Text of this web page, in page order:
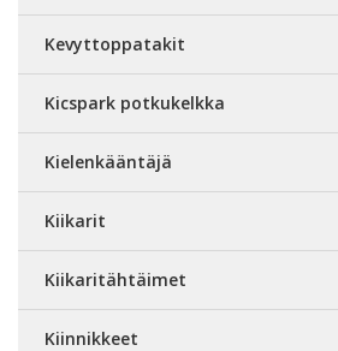
Kevyttoppatakit
Kicspark potkukelkka
Kielenkääntäjä
Kiikarit
Kiikaritähtäimet
Kiinnikkeet